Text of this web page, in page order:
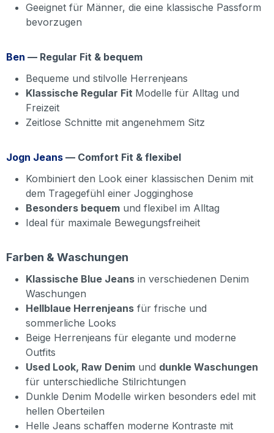
Geeignet für Männer, die eine klassische Passform
bevorzugen
Ben — Regular Fit & bequem
Bequeme und stilvolle Herrenjeans
Klassische Regular Fit Modelle für Alltag und
Freizeit
Zeitlose Schnitte mit angenehmem Sitz
Jogn Jeans — Comfort Fit & flexibel
Kombiniert den Look einer klassischen Denim mit
dem Tragegefühl einer Jogginghose
Besonders bequem und flexibel im Alltag
Ideal für maximale Bewegungsfreiheit
Farben & Waschungen
Klassische Blue Jeans in verschiedenen Denim
Waschungen
Hellblaue Herrenjeans für frische und
sommerliche Looks
Beige Herrenjeans für elegante und moderne
Outfits
Used Look, Raw Denim und dunkle Waschungen
für unterschiedliche Stilrichtungen
Dunkle Denim Modelle wirken besonders edel mit
hellen Oberteilen
Helle Jeans schaffen moderne Kontraste mit